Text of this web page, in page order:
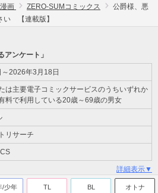
画 ZERO-SUMコミックス
公爵様、悪
い 【連載版】
アンケート」
2026年3月18日
は主要電子コミックサービスのうちいずれか
料で利用している20歳～69歳の男女
リサーチ
詳細表示▼
/少年 TL BL オトナ